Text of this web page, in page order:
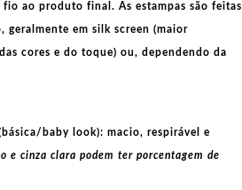
fio ao produto final. As estampas são feitas
geralmente em silk screen (maior
cores e do toque) ou, dependendo da
baby look): macio, respirável e
e cinza clara podem ter porcentagem de